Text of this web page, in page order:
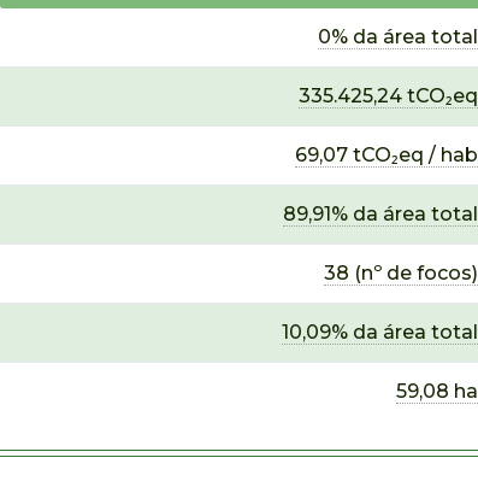
0% da área total
335.425,24 tCO₂eq
69,07 tCO₂eq / hab
89,91% da área total
38 (nº de focos)
10,09% da área total
59,08 ha